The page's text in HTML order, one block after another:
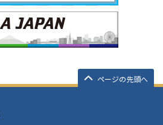
ページの先頭へ